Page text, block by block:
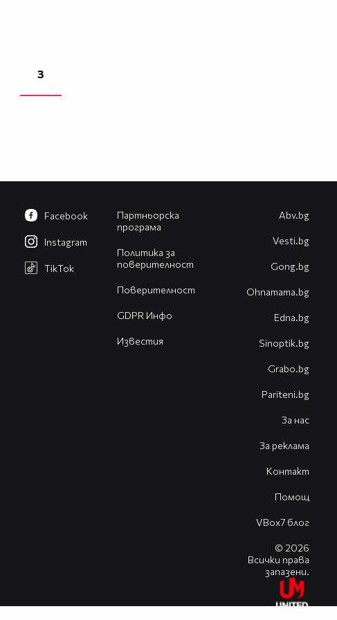
3
Партньорска
програма
Политика за
поверителност
Поверителност
GDPR Инфо
Известия
Facebook
Instagram
TikTok
Abv.bg
Vesti.bg
Gong.bg
Оhnamama.bg
Edna.bg
Sinoptik.bg
Grabo.bg
Pariteni.bg
За нас
За реклама
Контакт
Помощ
VBox7 блог
© 2026
Всички права
запазени.